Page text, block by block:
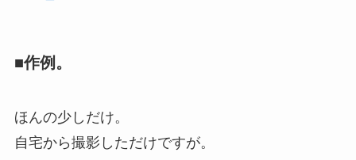
■作例。
ほんの少しだけ。
自宅から撮影しただけですが。